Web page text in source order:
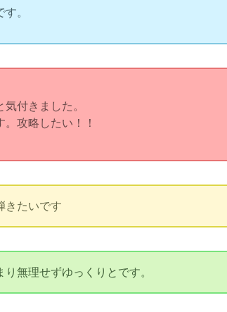
。
付きました。
攻略したい！！
きたいです
無理せずゆっくりとです。